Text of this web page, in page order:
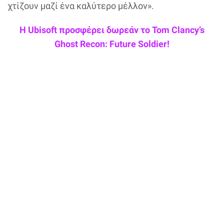
χτίζουν μαζί ένα καλύτερο μέλλον».
Η Ubisoft προσφέρει δωρεάν το Tom Clancy’s
Ghost Recon: Future Soldier!